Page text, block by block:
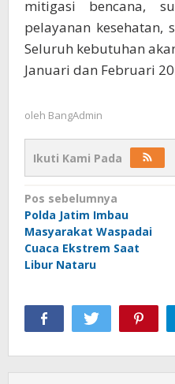
mitigasi bencana,
pelayanan kesehatan,
Seluruh kebutuhan
Januari dan Februari
oleh BangAdmin
Ikuti Kami Pada
Navigasi
pos
Pos sebelumnya
Polda Jatim Imbau
Masyarakat Waspadai
Cuaca Ekstrem Saat
Libur Nataru